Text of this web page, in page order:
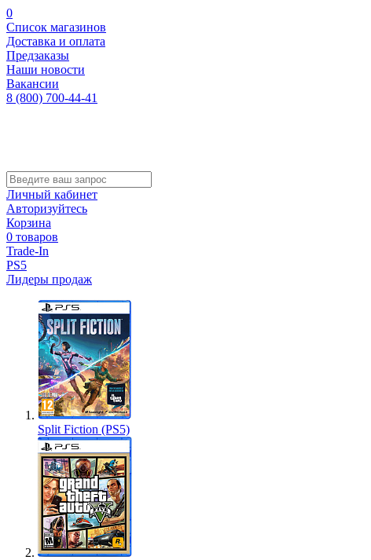
0
Список магазинов
Доставка и оплата
Предзаказы
Наши новости
Вакансии
8 (800) 700-44-41
Личный кабинет
Авторизуйтесь
Корзина
0 товаров
Trade-In
PS5
Лидеры продаж
Split Fiction (PS5)